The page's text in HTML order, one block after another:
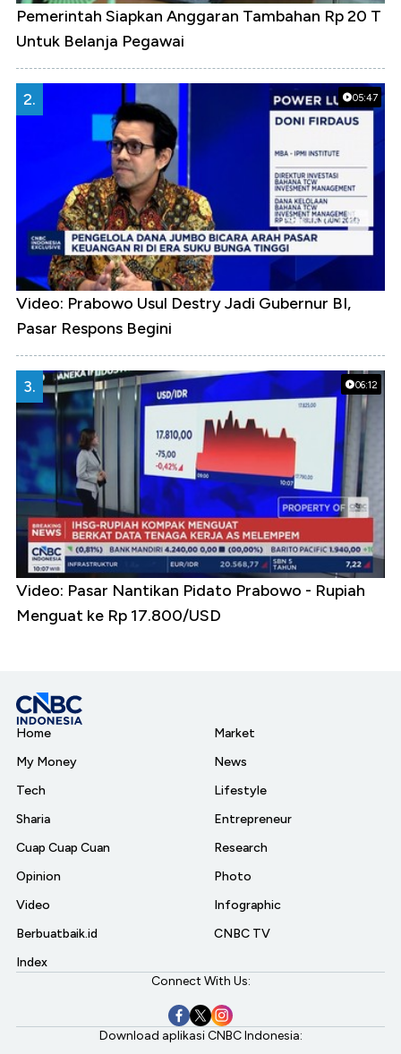
Pemerintah Siapkan Anggaran Tambahan Rp 20 T
Untuk Belanja Pegawai
05:47
2.
Video: Prabowo Usul Destry Jadi Gubernur BI,
Pasar Respons Begini
06:12
3.
Video: Pasar Nantikan Pidato Prabowo - Rupiah
Menguat ke Rp 17.800/USD
Home
My Money
Tech
Sharia
Cuap Cuap Cuan
Opinion
Video
Berbuatbaik.id
Index
Market
News
Lifestyle
Entrepreneur
Research
Photo
Infographic
CNBC TV
Connect With Us:
Download aplikasi CNBC Indonesia: